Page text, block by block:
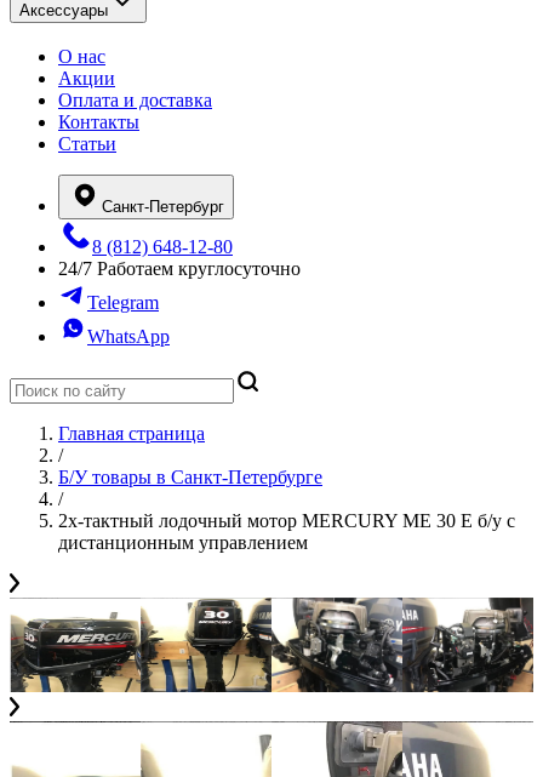
Аксессуары
О нас
Акции
Оплата и доставка
Контакты
Статьи
Санкт-Петербург
8 (812) 648-12-80
24/7 Работаем круглосуточно
Telegram
WhatsApp
Главная страница
/
Б/У товары в Санкт-Петербурге
/
2х-тактный лодочный мотор MERCURY ME 30 E б/у с
дистанционным управлением